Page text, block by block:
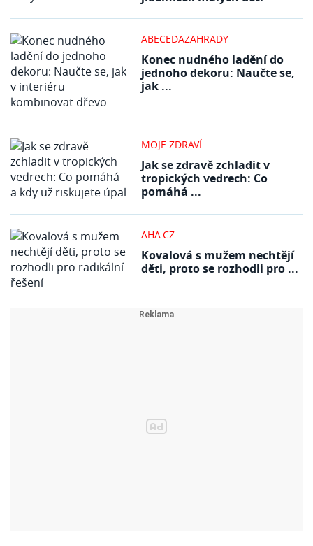
ABECEDAZAHRADY
Konec nudného ladění do
jednoho dekoru: Naučte se,
jak ...
MOJE ZDRAVÍ
Jak se zdravě zchladit v
tropických vedrech: Co
pomáhá ...
AHA.CZ
Kovalová s mužem nechtějí
děti, proto se rozhodli pro ...